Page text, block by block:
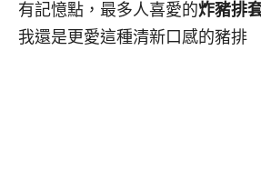
有記憶點，最多人喜愛的炸豬排
我還是更愛這種清新口感的豬排